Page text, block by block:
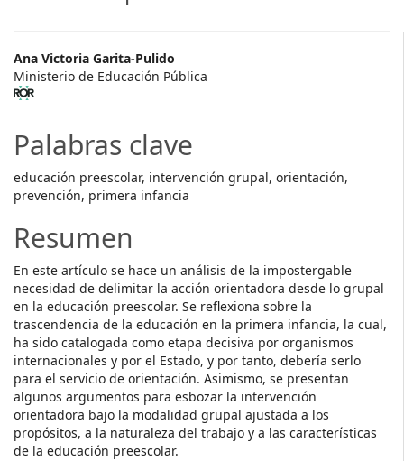
Ana Victoria Garita-Pulido
Ministerio de Educación Pública
Palabras clave
educación preescolar, intervención grupal, orientación,
prevención, primera infancia
Resumen
En este artículo se hace un análisis de la impostergable
necesidad de delimitar la acción orientadora desde lo grupal
en la educación preescolar. Se reflexiona sobre la
trascendencia de la educación en la primera infancia, la cual,
ha sido catalogada como etapa decisiva por organismos
internacionales y por el Estado, y por tanto, debería serlo
para el servicio de orientación. Asimismo, se presentan
algunos argumentos para esbozar la intervención
orientadora bajo la modalidad grupal ajustada a los
propósitos, a la naturaleza del trabajo y a las características
de la educación preescolar.